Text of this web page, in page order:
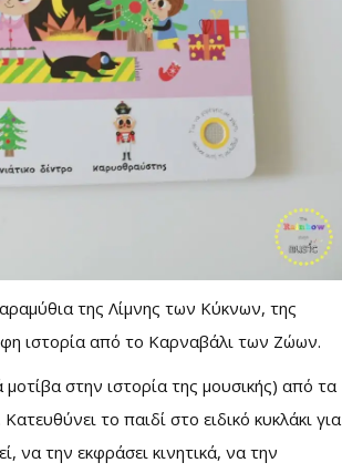
της Λίμνης των Κύκνων, της
ιστορία από το Καρναβάλι των Ζώων.
μοτίβα στην ιστορία της μουσικής) από τα
το παιδί στο ειδικό κυκλάκι για
να την εκφράσει κινητικά, να την